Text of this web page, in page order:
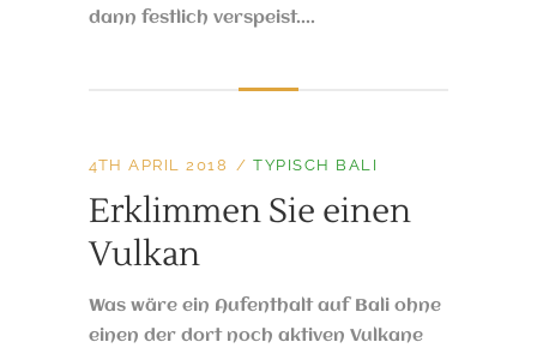
dann festlich verspeist....
4TH APRIL 2018 TYPISCH BALI
Erklimmen Sie einen
Vulkan
Was wäre ein Aufenthalt auf Bali ohne
einen der dort noch aktiven Vulkane